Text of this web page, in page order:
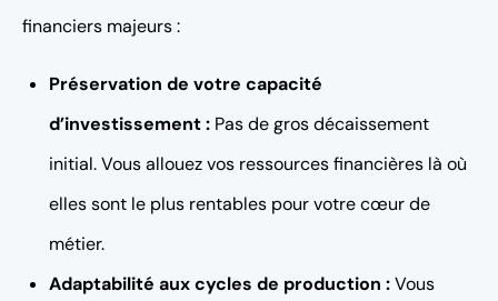
financiers majeurs :
Préservation de votre capacité
d’investissement : Pas de gros décaissement
initial. Vous allouez vos ressources financières là où
elles sont le plus rentables pour votre cœur de
métier.
Adaptabilité aux cycles de production :Vous